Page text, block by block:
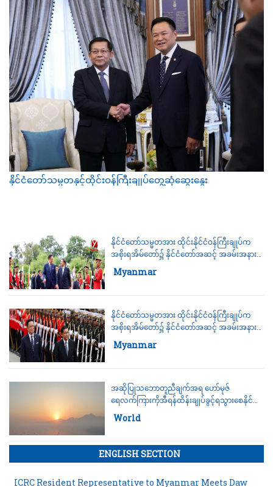
နိုင်ငံတော်သမ္မတနှင့်ထိုင်းဝန်ကြီးချုပ်တွေ့ဆုံဆွေးနွေး
နိုင်ငံတော်သမ္မတအား ထိုင်းနိုင်ငံဝန်ကြီးချုပ်က
အစိုးရအိမ်တော်၌ နိုင်ငံတော်အဆင့် အခမ်းအနား
ဖြင့် ဂုဏ်ပြုကြိုဆို
Category:
Myanmar
နိုင်ငံတော်သမ္မတအား ထိုင်းနိုင်ငံဝန်ကြီးချုပ်က
အစိုးရအိမ်တော်၌ နိုင်ငံတော်အဆင့် အခမ်းအနား
ဖြင့် ဂုဏ်ပြုကြိုဆို
Category:
Myanmar
အဆိုပြုသဘောတူညီချက်အရ ဟော်မုဇ်
ရေလက်ကြားကိုအီရန်ထိန်းချုပ်ခွင့်ရသွားစေနိုင်
မည်
Category:
World
ENGLISH SECTION
ICRC Resident Representative to Myanmar Meets Daw